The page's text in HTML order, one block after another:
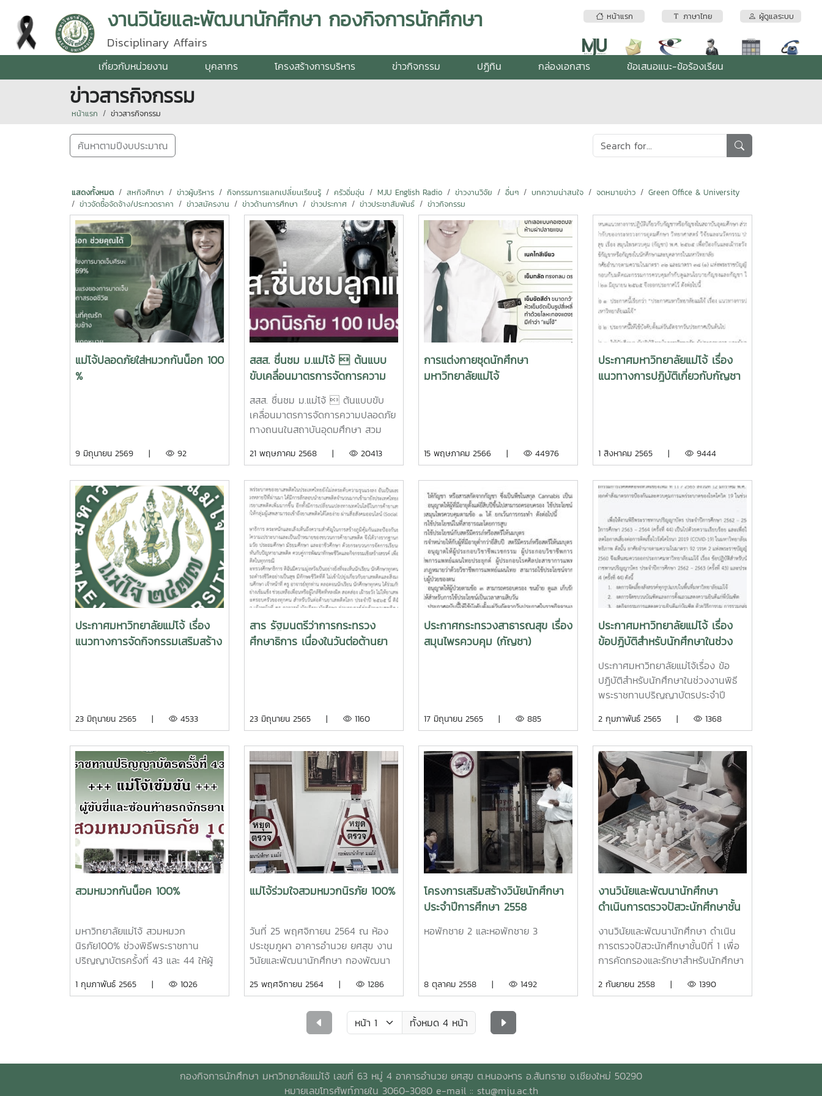
หน้าแรก ภาษาไทย ผู้ดูแลระบบ
งานวินัยและพัฒนานักศึกษา กองกิจการนักศึกษา
Disciplinary Affairs
เกี่ยวกับหน่วยงาน บุคลากร โครงสร้างการบริหาร ข่าวกิจกรรม ปฏิทิน กล่องเอกสาร ข้อเสนอแนะ-ข้อร้องเรียน
ข่าวสารกิจกรรม
หน้าแรก ข่าวสารกิจกรรม
ค้นหาตามปีงบประมาณ
แสดงทั้งหมด สหกิจศึกษา ข่าวผู้บริหาร กิจกรรมการแลกเปลี่ยนเรียนรู้ ครัวอิ่มอุ่น MJU English Radio ข่าวงานวิจัย อื่นๆ บทความน่าสนใจ จดหมายข่าว
Green Office & University
ข่าวจัดซื้อจัดจ้าง/ประกวดราคา
ข่าวสมัครงาน ข่าวด้านการศึกษา ข่าวประกาศ ข่าวประชาสัมพันธ์ ข่าวกิจกรรม
แม่โจ้ปลอดภัยใส่หมวกกันน็อก 100
%
9 มิถุนายน 2569 | 92
สสส. ชื่นชม ม.แม่โจ้  ต้นแบบ
ขับเคลื่อนมาตรการจัดการความ
ปลอดภัยทางถนนในสถาบัน
อุดมศึกษา สวมหมวกนิรภัย 100
เปอร์เซ็นต์
สสส. ชื่นชม ม.แม่โจ้  ต้นแบบขับ
เคลื่อนมาตรการจัดการความปลอดภัย
ทางถนนในสถาบันอุดมศึกษา สวม
บังคับใช้วิจัยจราจรในมหาวิทยาลัย
สถาบันการศึกษาที่ดำเนินงานได้อย่าง
เป็นรูปธรรม
https://www.facebook.com/share/p/1CkW6gLnqW/
cr.เชียงใหม่นิวส์
21 พฤษภาคม 2568 | 20413
การแต่งกายชุดนักศึกษา
มหาวิทยาลัยแม่โจ้
15 พฤษภาคม 2566 | 44976
ประกาศมหาวิทยาลัยแม่โจ้ เรื่อง
แนวทางการปฎิบัติเกี่ยวกับกัญชา
1 สิงหาคม 2565 | 9444
ประกาศมหาวิทยาลัยแม่โจ้ เรื่อง
แนวทางการจัดกิจกรรมเสริมสร้าง
23 มิถุนายน 2565 | 4533
สาร รัฐมนตรีว่าการกระทรวง
ศึกษาธิการ เนื่องในวันต่อต้านยา
23 มิถุนายน 2565 | 1160
ประกาศกระทรวงสาธารณสุข เรื่อง
สมุนไพรควบคุม (กัญชา)
17 มิถุนายน 2565 | 885
ประกาศมหาวิทยาลัยแม่โจ้ เรื่อง
ข้อปฎิบัติสำหรับนักศึกษาในช่วง
งานพิธีพระราชทานปริญญาบัตร
ประจำปี 2562-2563(ครั้งที่ 43)
และประจำปีการศึกษา 2563-2564
ประกาศมหาวิทยาลัยแม่โจ้เรื่อง ข้อ
ปฎิบัติสำหรับนักศึกษาในช่วงงานพิธี
พระราชทานปริญญาบัตรประจำปี
การศึกษา 2563-2564 (ครั้งที่ 44)
พระราชทานปริญญาบัตร ประจำปีการ
ศึกษา 2562 - 2563 (ครั้งที่ 43) ขึ้น
ในวันพุธที่ 16 กุมภาพันธ์ 2565 และ
ประจำปีการศึกษา 2563 - 2564 (ครั้ง
ที่ 44) ในวันพฤหัสบดีที่ 17 กุมภาพันธ์
2565 ณ ศูนย์กีฬาเฉลิมพระเกียรติ
มหาวิทยาสัยแม่โ ประกอบ กับคำสั่ง
คณะกรรมการโรคหิดต่อจังหวัด
เชียงใหม่ ที่ 11 / 2565 ลงวันที่ 12
มกราคม พ.ศ. 2565 จังหวัด เชียงใหม่
ใด้ออกคำสั่งมาตรการป้องกันและ
ควบคุมการแพร่ระบาดของโรคโควิต
19 ในช่วงหลังเทศกาลปี เพื่อให้งานพิธี
พระราชทานปริญญาบัตร ประจำปีการ
ศึกษา 2562 - 2563 (ครั้งที่ 43) และ
ที่ 44) เป็นไปด้วยความเรียบร้อย และ
ตังนั้น าศัยอำนาจตามความในมาตรา
92 วรรค 2 แห่งพระราชปัญญัติ
2 กุมภาพันธ์ 2565 | 1368
สวมหมวกกันน็อค 100%
มหาวิทยาลัยแม่โจ้ สวมหมวก
นิรภัย100% ช่วงพิธีพระราชทาน
ปริญญาบัตรครั้งที่ 43 และ 44 ให้ผู้
สวมหมวกนิรภัยในการสัญจรภายใน
ที่สุด และเป้าหมายสำคัญสูงสุดคือเพื่อ
ป้องกันอุบัติภัย และสร้างสวัสดิภาพ
1 กุมภาพันธ์ 2565 | 1026
แม่โจ้ร่วมใจสวมหมวกนิรภัย 100%
วันที่ 25 พฤศจิกายน 2564 ณ ห้อง
ประชุมภูผา อาคารอำนวย ยศสุข งาน
วินัยและพัฒนานักศึกษา กองพัฒนา
ช่วยศาสตรจารย์ ดร. ว่าที่ร้อยตรีนิ
พัฒนานักศึกษา ประชุมบูรณาการการ
ทำงานด้านการส่งเสริมการสวมหมวก
มหาวิทยาลัยร่วมกับงานรักษาความ
ปลอดภัย กองกายภาพและสิ่งแวดล้อม
พร้อมทั้งส่งมอบเสื้อปฏิบัติการ และ
25 พฤศจิกายน 2564 | 1286
โครงการเสริมสร้างวินัยนักศึกษา
ประจำปีการศึกษา 2558
หอพักชาย 2 และหอพักชาย 3
8 ตุลาคม 2558 | 1492
งานวินัยและพัฒนานักศึกษา
ดำเนินการตรวจปัสวะนักศึกษาชั้น
งานวินัยและพัฒนานักศึกษา ดำเนิน
การตรวจปัสวะนักศึกษาชั้นปีที่ 1 เพื่อ
การคัดกรองและรักษาสำหรับนักศึกษา
2 กันยายน 2558 | 1390
ทั้งหมด 4 หน้า
กองกิจการนักศึกษา มหาวิทยาลัยแม่โจ้ เลขที่ 63 หมู่ 4 อาคารอำนวย ยศสุข ต.หนองหาร อ.สันทราย จ.เชียงใหม่ 50290
หมายเลขโทรศัพท์ภายใน 3060-3080 e-mail :: stu@mju.ac.th